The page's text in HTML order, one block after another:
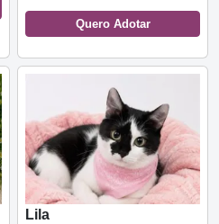
Quero Adotar
Lila